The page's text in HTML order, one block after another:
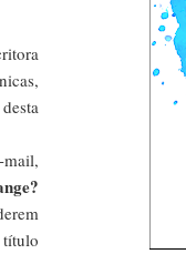
mail,